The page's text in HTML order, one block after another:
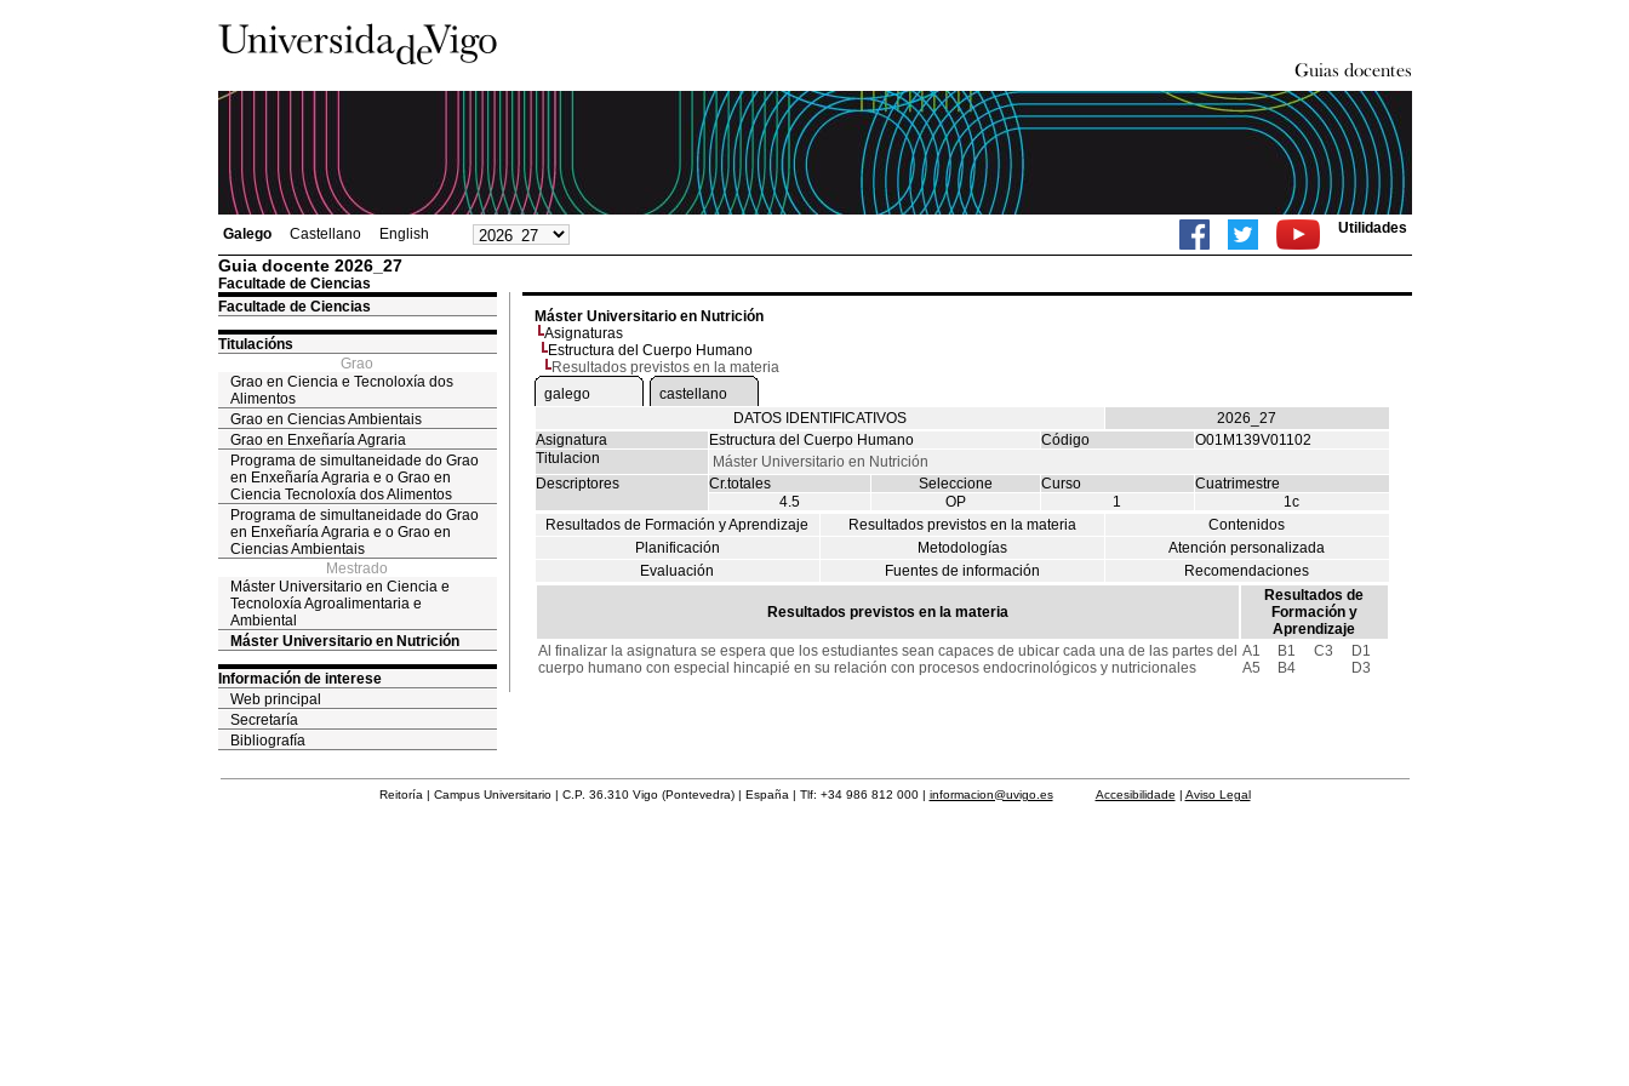
Galego Castellano English Utilidades
Guia docente 2026_27
Facultade de Ciencias
Facultade de Ciencias
Titulacións
Grao
Grao en Ciencia e Tecnoloxía dos
Alimentos
Grao en Ciencias Ambientais
Grao en Enxeñaría Agraria
Programa de simultaneidade do Grao
en Enxeñaría Agraria e o Grao en
Ciencia Tecnoloxía dos Alimentos
Programa de simultaneidade do Grao
en Enxeñaría Agraria e o Grao en
Ciencias Ambientais
Mestrado
Máster Universitario en Ciencia e
Tecnoloxía Agroalimentaria e
Ambiental
Máster Universitario en Nutrición
Información de interese
Web principal
Secretaría
Bibliografía
Máster Universitario en Nutrición
Asignaturas
Estructura del Cuerpo Humano
Resultados previstos en la materia
galego
castellano
DATOS IDENTIFICATIVOS
2026_27
Asignatura
Estructura del Cuerpo Humano Código
O01M139V01102
Titulacion
Máster Universitario en Nutrición
Descriptores
Cr.totales Seleccione Curso
Cuatrimestre
4.5
OP 1
1c
Resultados de Formación y Aprendizaje
Resultados previstos en la materia
Contenidos
Planificación
Metodologías
Atención personalizada
Evaluación
Fuentes de información Recomendaciones
Resultados previstos en la materia
Resultados de
Formación y
Aprendizaje
Al finalizar la asignatura se espera que los estudiantes sean capaces de ubicar cada una de las partes del
cuerpo humano con especial hincapié en su relación con procesos endocrinológicos y nutricionales
A1
A5
B1
B4
C3
D1
D3
Reitoría | Campus Universitario | C.P. 36.310 Vigo (Pontevedra) | España | Tlf: +34 986 812 000 | informacion@uvigo.es Accesibilidade | Aviso Legal